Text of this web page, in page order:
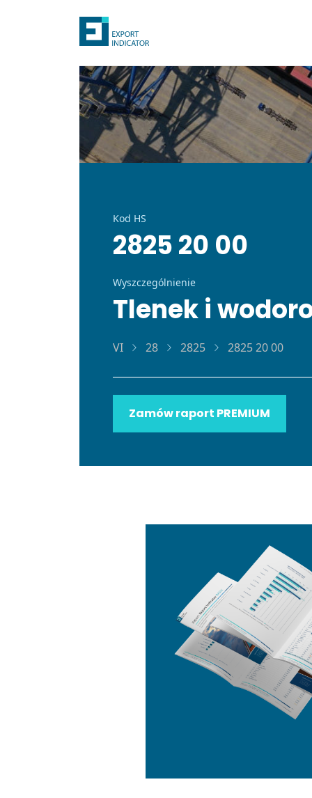
Kod HS
2825 20 00
Wyszczególnienie
Tlenek i
VI 28 2825 2825 20 00
Zamów raport PREMIUM